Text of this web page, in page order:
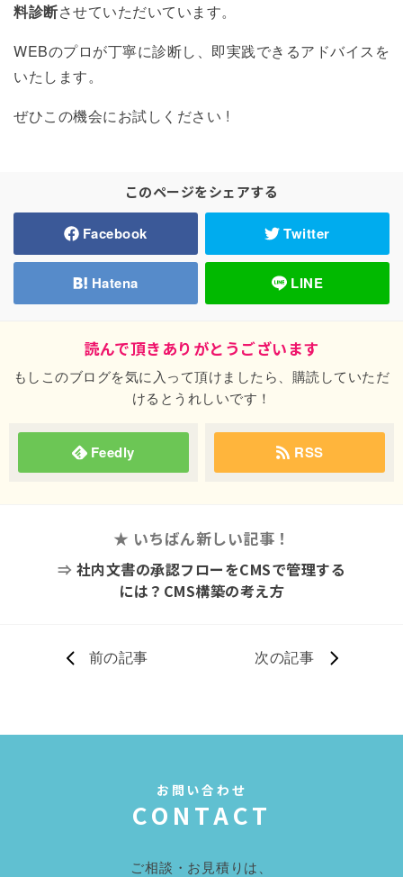
料診断させていただいています。
WEBのプロが丁寧に診断し、即実践できるアドバイスを
いたします。
ぜひこの機会にお試しください !
このページをシェアする
Facebook Twitter
Hatena LINE
読んで頂きありがとうございます
もしこのブログを気に入って頂けましたら、購読していただ
けるとうれしいです！
Feedly RSS
★ いちばん新しい記事！
⇒ 社内文書の承認フローをCMSで管理する
には？CMS構築の考え方
前の記事 次の記事
お問い合わせ
CONTACT
ご相談・お見積りは、